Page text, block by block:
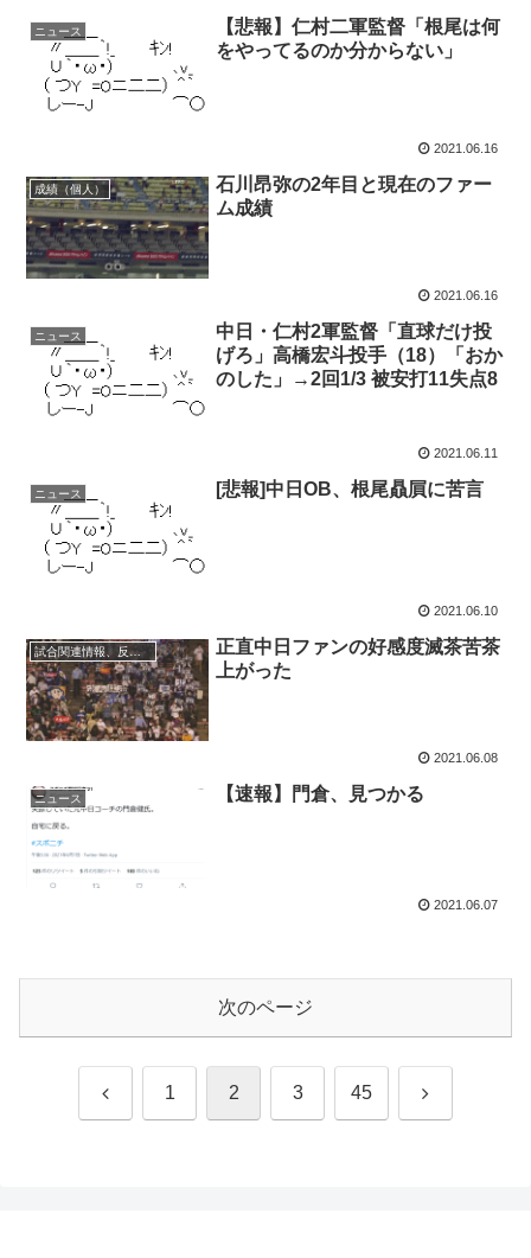
ニュース
【悲報】仁村二軍監督「根尾は何
をやってるのか分からない」
2021.06.16
成績（個人）
石川昂弥の2年目と現在のファー
ム成績
2021.06.16
ニュース
中日・仁村2軍監督「直球だけ投
げろ」高橋宏斗投手（18）「おか
のした」→2回1/3 被安打11失点8
2021.06.11
ニュース [悲報]中日OB、根尾贔屓に苦言
2021.06.10
試合関連情報、反省会、感想
正直中日ファンの好感度滅茶苦茶
上がった
2021.06.08
ニュース 【速報】門倉、見つかる
2021.06.07
次のページ
前 1 2 3 45 次